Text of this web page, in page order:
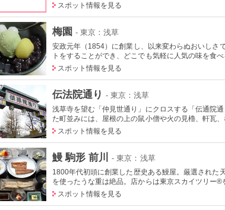
スポット情報を見る
梅園 - 東京：浅草
安政元年（1854）に創業し、以来変わらぬおいしさ
トをすることができ、どこでも気軽に人気の味を食
スポット情報を見る
伝法院通り - 東京：浅草
浅草寺を望む「仲見世通り」にクロスする「伝通院
た町並みには、屋根の上の鼠小僧や火の見櫓、軒瓦
スポット情報を見る
鰻 駒形 前川 - 東京：浅草
1800年代初頭に創業した歴史ある鰻屋。厳選された
を使ったうな重は絶品。店からは東京スカイツリー®
スポット情報を見る